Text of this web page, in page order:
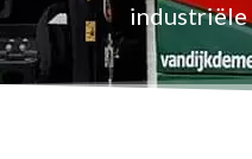
industriële